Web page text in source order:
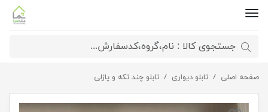
صفحه اصلی تابلو دیواری تابلو چند تکه و پازلیتابلو مدرن دکوراتیو سه تکه